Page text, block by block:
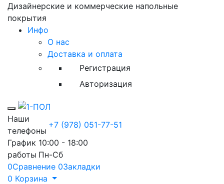
Дизайнерские и коммерческие напольные
покрытия
Инфо
О нас
Доставка и оплата
Регистрация
Авторизация
Toggle mobile menu
Наши
телефоны
+7 (978) 051-77-51
График
работы
10:00 - 18:00
Пн-Сб
0Сравнение 0Закладки
0 Корзина